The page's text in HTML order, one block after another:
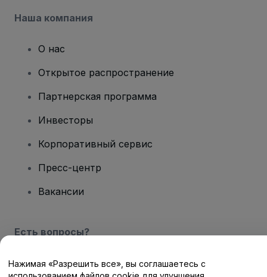
Наша компания
О нас
Открытое распространение
Партнерская программа
Инвесторы
Корпоративный сервис
Пресс-центр
Вакансии
Есть вопросы?
Центр помощи / Свяжитесь с нами
Нажимая «Разрешить все», вы соглашаетесь с